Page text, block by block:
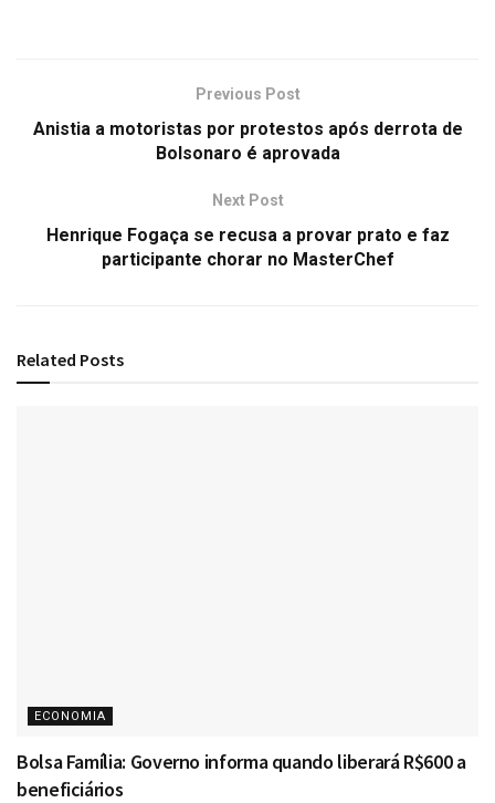
Previous Post
Anistia a motoristas por protestos após derrota de
Bolsonaro é aprovada
Next Post
Henrique Fogaça se recusa a provar prato e faz
participante chorar no MasterChef
Related Posts
ECONOMIA
Bolsa Família: Governo informa quando liberará R$600 a
beneficiários